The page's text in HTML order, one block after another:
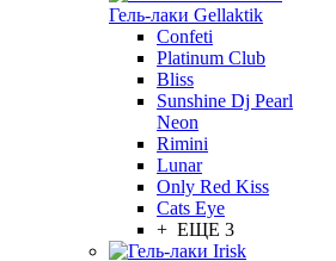
Гель-лаки Gellaktik
Confeti
Platinum Club
Bliss
Sunshine Dj Pearl
Neon
Rimini
Lunar
Only Red Kiss
Cats Eye
+ ЕЩЕ 3